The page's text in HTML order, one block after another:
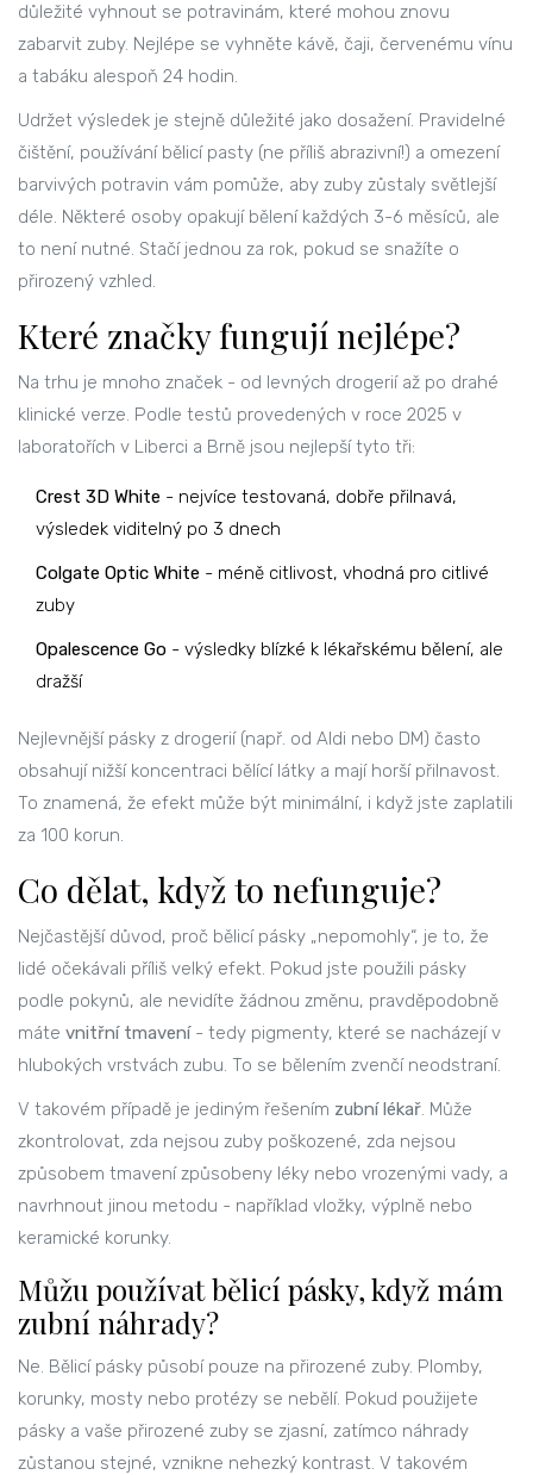
důležité vyhnout se potravinám, které mohou znovu
zabarvit zuby. Nejlépe se vyhněte kávě, čaji, červenému vínu
a tabáku alespoň 24 hodin.
Udržet výsledek je stejně důležité jako dosažení. Pravidelné
čištění, používání bělicí pasty (ne příliš abrazivní!) a omezení
barvivých potravin vám pomůže, aby zuby zůstaly světlejší
déle. Některé osoby opakují bělení každých 3-6 měsíců, ale
to není nutné. Stačí jednou za rok, pokud se snažíte o
přirozený vzhled.
Které značky fungují nejlépe?
Na trhu je mnoho značek - od levných drogerií až po drahé
klinické verze. Podle testů provedených v roce 2025 v
laboratořích v Liberci a Brně jsou nejlepší tyto tři:
Crest 3D White - nejvíce testovaná, dobře přilnavá,
výsledek viditelný po 3 dnech
Colgate Optic White - méně citlivost, vhodná pro citlivé
zuby
Opalescence Go - výsledky blízké k lékařskému bělení, ale
dražší
Nejlevnější pásky z drogerií (např. od Aldi nebo DM) často
obsahují nižší koncentraci bělící látky a mají horší přilnavost.
To znamená, že efekt může být minimální, i když jste zaplatili
za 100 korun.
Co dělat, když to nefunguje?
Nejčastější důvod, proč bělicí pásky „nepomohly“, je to, že
lidé očekávali příliš velký efekt. Pokud jste použili pásky
podle pokynů, ale nevidíte žádnou změnu, pravděpodobně
máte vnitřní tmavení- tedy pigmenty, které se nacházejí v
hlubokých vrstvách zubu. To se bělením zvenčí neodstraní.
V takovém případě je jediným řešením zubní lékař. Může
zkontrolovat, zda nejsou zuby poškozené, zda nejsou
způsobem tmavení způsobeny léky nebo vrozenými vady, a
navrhnout jinou metodu - například vložky, výplně nebo
keramické korunky.
Můžu používat bělicí pásky, když mám
zubní náhrady?
Ne. Bělicí pásky působí pouze na přirozené zuby. Plomby,
korunky, mosty nebo protézy se nebělí. Pokud použijete
pásky a vaše přirozené zuby se zjasní, zatímco náhrady
zůstanou stejné, vznikne nehezký kontrast. V takovém